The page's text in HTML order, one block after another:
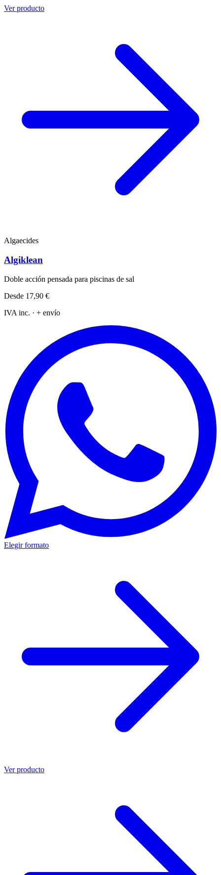
Ver producto
Algaecides
Algiklean
Doble acción pensada para piscinas de sal
Desde 17,90 €
IVA inc. · + envío
Elegir formato
Ver producto